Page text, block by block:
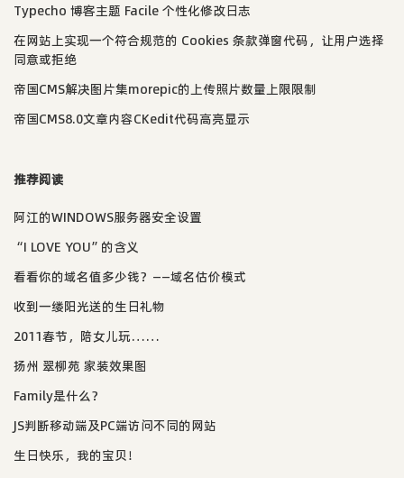
Typecho 博客主题 Facile 个性化修改日志
在网站上实现一个符合规范的 Cookies 条款弹窗代码，让用户选择
同意或拒绝
帝国CMS解决图片集morepic的上传照片数量上限限制
帝国CMS8.0文章内容CKedit代码高亮显示
推荐阅读
阿江的WINDOWS服务器安全设置
“I LOVE YOU”的含义
看看你的域名值多少钱？——域名估价模式
收到一缕阳光送的生日礼物
2011春节，陪女儿玩……
扬州 翠柳苑 家装效果图
Family是什么？
JS判断移动端及PC端访问不同的网站
生日快乐，我的宝贝！